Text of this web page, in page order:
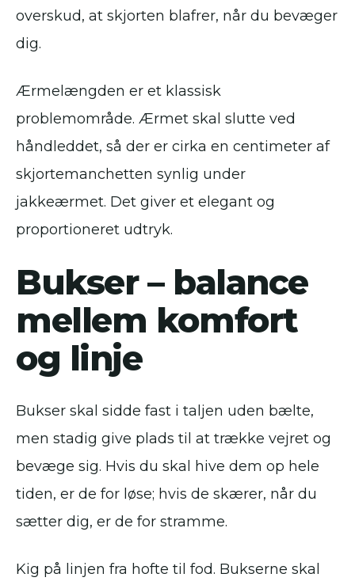
overskud, at skjorten blafrer, når du bevæger
dig.
Ærmelængden er et klassisk
problemområde. Ærmet skal slutte ved
håndleddet, så der er cirka en centimeter af
skjortemanchetten synlig under
jakkeærmet. Det giver et elegant og
proportioneret udtryk.
Bukser – balance
mellem komfort
og linje
Bukser skal sidde fast i taljen uden bælte,
men stadig give plads til at trække vejret og
bevæge sig. Hvis du skal hive dem op hele
tiden, er de for løse; hvis de skærer, når du
sætter dig, er de for stramme.
Kig på linjen fra hofte til fod. Bukserne skal